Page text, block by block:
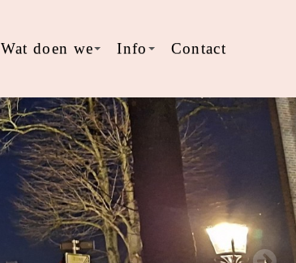
Wat doen we Info Contact